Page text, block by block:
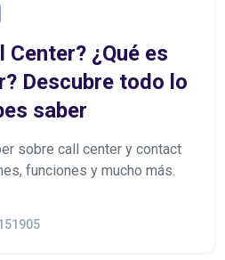
Center? ¿Qué es
Descubre todo lo
saber
sobre call center y contact
funciones y mucho más.